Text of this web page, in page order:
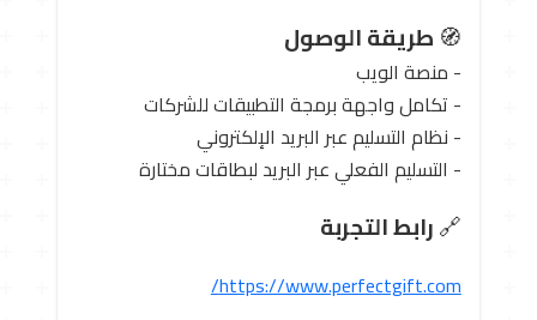
🧭 طريقة الوصول
- منصة الويب
- تكامل واجهة برمجة التطبيقات للشركات
- نظام التسليم عبر البريد الإلكتروني
- التسليم الفعلي عبر البريد لبطاقات مختارة
🔗رابط التجربة
https://www.perfectgift.com/